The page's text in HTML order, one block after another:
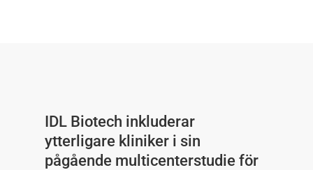
IDL Biotech inkluderar
ytterligare kliniker i sin
pågående multicenterstudie för